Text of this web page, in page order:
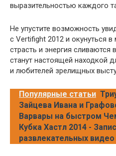
выразительностью каждого
Не упустите возможность
с Vertifight 2012 и окунуться
страсть и энергия
станут настоящей находкой
и любителей зрелищных
Популярные статьи
Зайцева Ивана и
Варвары на быстром
Кубка Хастл 2014 -
развлекательных